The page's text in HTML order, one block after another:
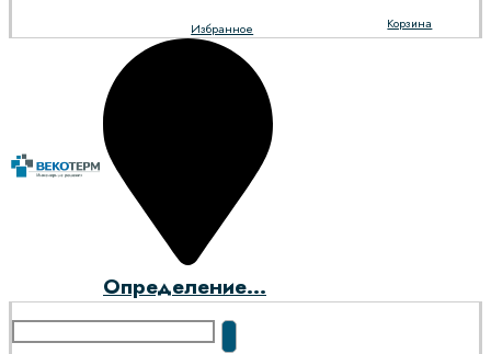
Корзина
Избранное
Определение...